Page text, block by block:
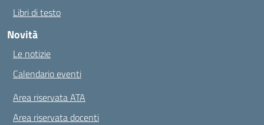
Libri di testo
Novità
Le notizie
Calendario eventi
Area riservata ATA
Area riservata docenti